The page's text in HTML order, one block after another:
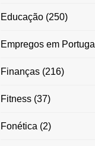
Educação(250)
Empregos em Portugal
Finanças(216)
Fitness(37)
Fonética (2)